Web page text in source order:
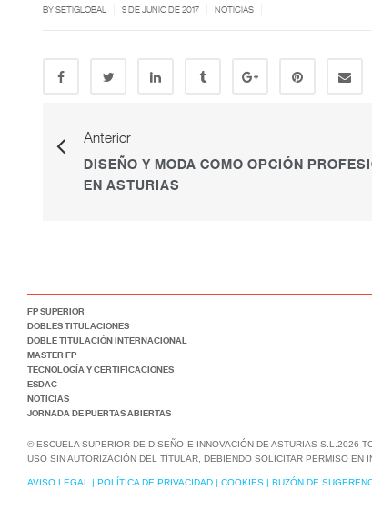
BY SETIGLOBAL 9 DE JUNIO DE 2017 NOTICIAS
Anterior
DISEÑO Y MODA COMO OPCIÓN
EN ASTURIAS
FP SUPERIOR
DOBLES TITULACIONES
DOBLE TITULACIÓN INTERNACIONAL
MASTER FP
TECNOLOGÍA Y CERTIFICACIONES
ESDAC
NOTICIAS
JORNADA DE PUERTAS ABIERTAS
© ESCUELA SUPERIOR DE DISEÑO E INNOVACIÓN DE ASTURIAS S.L.2026
USO SIN AUTORIZACIÓN DEL TITULAR, DEBIENDO SOLICITAR PERMISO EN
AVISO LEGAL | POLÍTICA DE PRIVACIDAD | COOKIES | BUZÓN DE